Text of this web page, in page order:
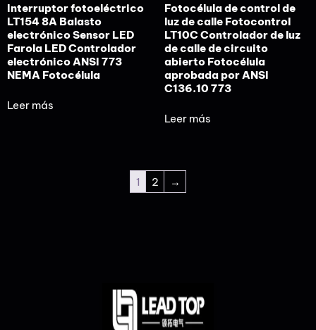
Interruptor fotoeléctrico
LT154 8A Balasto
electrónico Sensor LED
Farola LED Controlador
electrónico ANSI 773
NEMA Fotocélula
Leer más
Fotocélula de control de
luz de calle Fotocontrol
LT10C Controlador de luz
de calle de circuito
abierto Fotocélula
aprobada por ANSI
C136.10 773
Leer más
1 2 →